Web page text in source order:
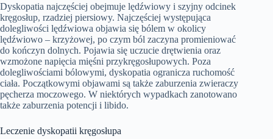
Dyskopatia najczęściej obejmuje lędźwiowy i szyjny odcinek
kręgosłup, rzadziej piersiowy. Najczęściej występująca
dolegliwości lędźwiowa objawia się bólem w okolicy
lędźwiowo – krzyżowej, po czym ból zaczyna promieniować
do kończyn dolnych. Pojawia się uczucie drętwienia oraz
wzmożone napięcia mięśni przykręgosłupowych. Poza
dolegliwościami bólowymi, dyskopatia ogranicza ruchomość
ciała. Początkowymi objawami są także zaburzenia zwieraczy
pęcherza moczowego. W niektórych wypadkach zanotowano
także zaburzenia potencji i libido.
Leczenie dyskopatii kręgosłupa